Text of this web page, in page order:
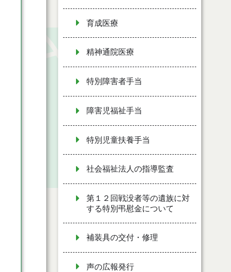
育成医療
精神通院医療
特別障害者手当
障害児福祉手当
特別児童扶養手当
社会福祉法人の指導監査
第１２回戦没者等の遺族に対
する特別弔慰金について
補装具の交付・修理
声の広報発行